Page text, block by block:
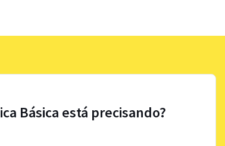
Básica está precisando?